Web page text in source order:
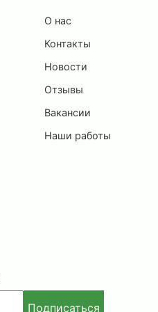
О нас
Контакты
Новости
Отзывы
Вакансии
Наши работы
Подписаться